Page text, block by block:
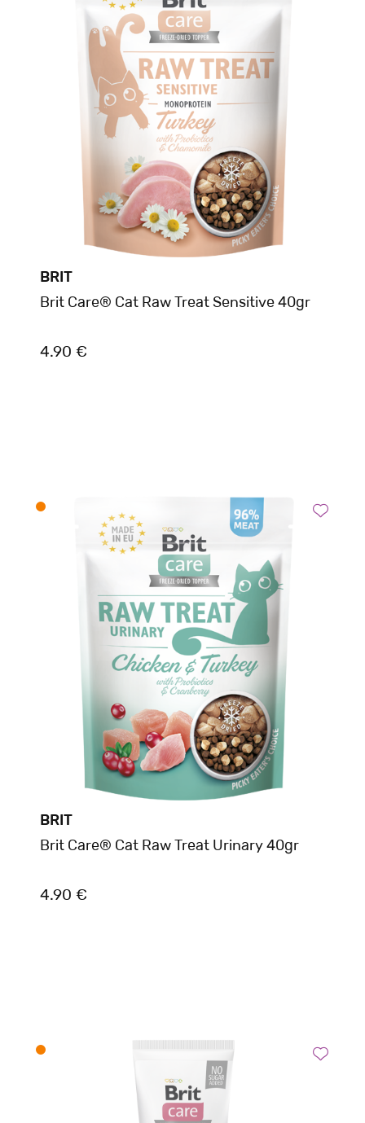
BRIT
Brit Care® Cat Raw Treat Sensitive 40gr
4.90 €
BRIT
Brit Care® Cat Raw Treat Urinary 40gr
4.90 €